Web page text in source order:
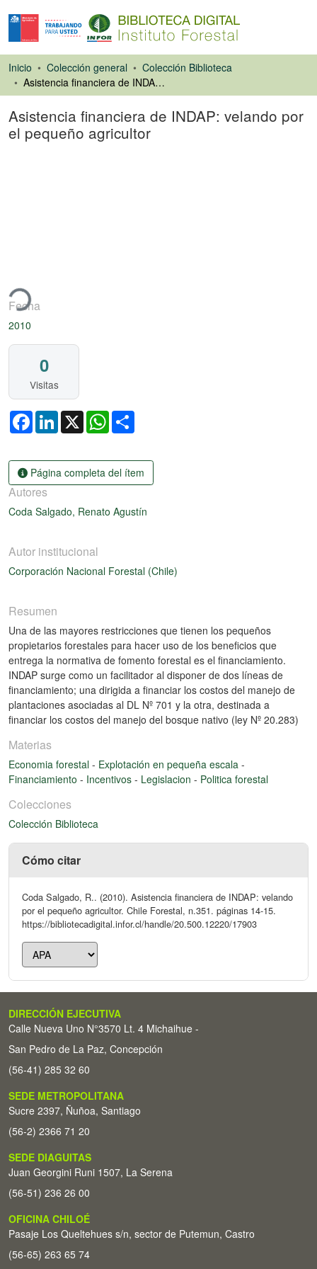
Inicio Colección general
Colección Biblioteca
Asistencia financiera de INDAP: velando por el pequeño agricultor
Asistencia financiera de INDAP: velando por
el pequeño agricultor
Fecha
2010
0
Visitas
FacebookLinkedIn
X WhatsApp
Página completa del ítem
Autores
Coda Salgado, Renato Agustín
Autor institucional
Corporación Nacional Forestal (Chile)
Resumen
Una de las mayores restricciones que tienen los pequeños
propietarios forestales para hacer uso de los beneficios que
entrega la normativa de fomento forestal es el financiamiento.
INDAP surge como un facilitador al disponer de dos líneas de
financiamiento; una dirigida a financiar los costos del manejo de
plantaciones asociadas al DL Nº 701 y la otra, destinada a
financiar los costos del manejo del bosque nativo (ley Nº 20.283)
Materias
Economia forestal - Explotación en pequeña escala -
Financiamiento - Incentivos - Legislacion - Politica forestal
Colecciones
Colección Biblioteca
Cómo citar
Coda Salgado, R.. (2010). Asistencia financiera de INDAP: velando
por el pequeño agricultor. Chile Forestal, n.351. páginas 14-15.
https://bibliotecadigital.infor.cl/handle/20.500.12220/17903
DIRECCIÓN EJECUTIVA
Calle Nueva Uno N°3570 Lt. 4 Michaihue -
San Pedro de La Paz, Concepción
(56-41) 285 32 60
SEDE METROPOLITANA
Sucre 2397, Ñuñoa, Santiago
(56-2) 2366 71 20
SEDE DIAGUITAS
Juan Georgini Runi 1507, La Serena
(56-51) 236 26 00
OFICINA CHILOÉ
Pasaje Los Queltehues s/n, sector de Putemun, Castro
(56-65) 263 65 74